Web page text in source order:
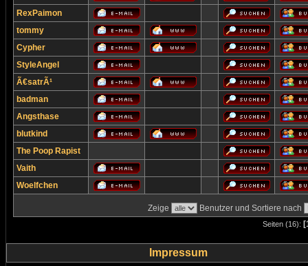
RexPaimon
tommy
Cypher
StyleAngel
Ã€satrÃ¹
badman
Angsthase
blutkind
The Poop Rapist
Vaith
Woelfchen
Zeige Benutzer und Sortiere nach
Seiten (16):
Impressum